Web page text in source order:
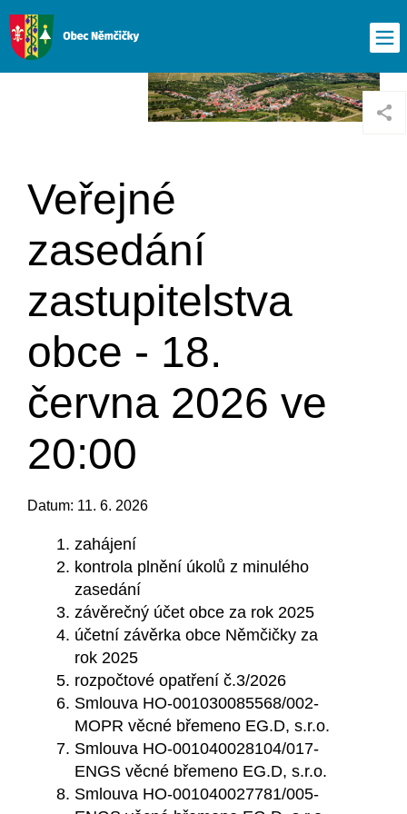
Veřejné
zasedání
zastupitelstva
obce - 18.
června 2026 ve
20:00
Datum: 11. 6. 2026
zahájení
kontrola plnění úkolů z minulého
zasedání
závěrečný účet obce za rok 2025
účetní závěrka obce Němčičky za
rok 2025
rozpočtové opatření č.3/2026
Smlouva HO-001030085568/002-
MOPR věcné břemeno EG.D, s.r.o.
Smlouva HO-001040028104/017-
ENGS věcné břemeno EG.D, s.r.o.
Smlouva HO-001040027781/005-